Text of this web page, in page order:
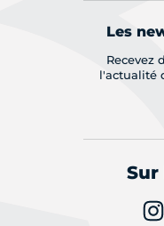
Les
Recevez
l'actualité
Sur